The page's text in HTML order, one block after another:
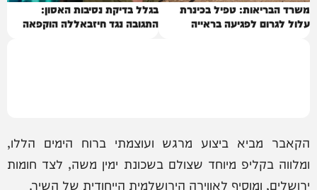
משרד הבריאות: טפיל בכינרת
עלול לגרום לפגיעה בראייה
בגלל בדיקת נסיבות האסון:
התגובה נגד חיזבאללה הוקפאה
הקאבר מביא ביצוע מרגש ועוצמתי ברוח הימים הללו,
ומלווה בקליפ מיוחד שצולם בשכונת ימין משה, לצד חומות
ירושלים, ומוסיף לאווירה הירושלמית הייחודית של השיר.